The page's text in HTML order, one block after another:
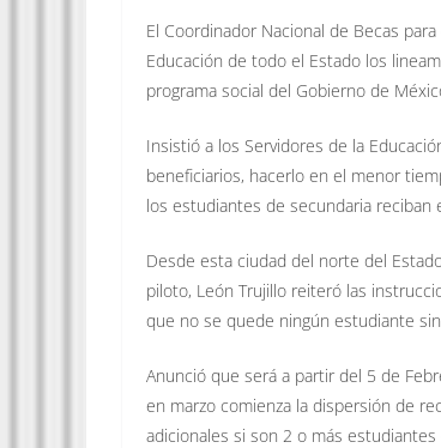
El Coordinador Nacional de Becas
Educación de todo el Estado los
programa social del Gobierno de
Insistió a los Servidores de la
beneficiarios, hacerlo en el menor
los estudiantes de secundaria
Desde esta ciudad del norte del
piloto, León Trujillo reiteró las
que no se quede ningún estudiante
Anunció que será a partir del 5 de
en marzo comienza la dispersión de
adicionales si son 2 o más